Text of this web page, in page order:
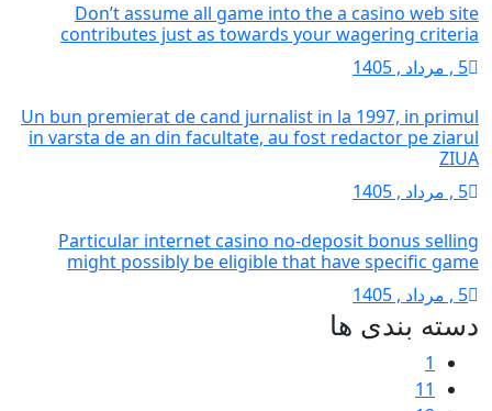
Don’t assume all game into the a
contributes just as towards your
Un bun premierat de cand jurnalist in la
in varsta de an din facultate, au fost
Particular internet casino no-
might possibly be eligible that